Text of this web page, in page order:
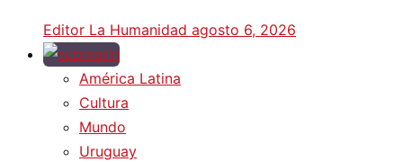
Editor La Humanidad agosto 6, 2026
América Latina
Cultura
Mundo
Uruguay